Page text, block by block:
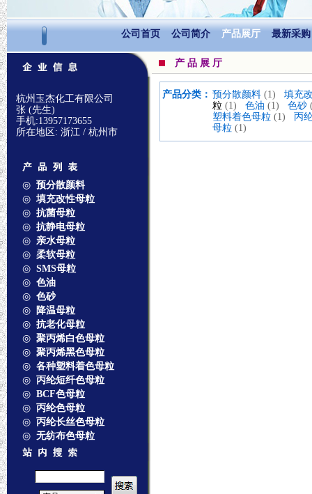
公司首页 公司简介 产品展厅 最新采购
杭州玉杰化工有限公司
张 (先生)
手机:13957173655
所在地区: 浙江 / 杭州市
◎ 预分散颜料
◎ 填充改性母粒
◎ 抗菌母粒
◎ 抗静电母粒
◎ 亲水母粒
◎ 柔软母粒
◎ SMS母粒
◎ 色油
◎ 色砂
◎
降温母粒
◎ 抗老化母粒
◎ 聚丙烯白色母粒
◎ 聚丙烯黑色母粒
◎ 各种塑料着色母粒
◎ 丙纶短纤色母粒
◎ BCF色母粒
◎ 丙纶色母粒
◎ 丙纶长丝色母粒
◎ 无纺布色母粒
产 品 展 厅
产品分类： 预分散颜料 (1)
填充
粒 (1) 色油 (1) 色砂
塑料着色母粒 (1)
丙
母粒 (1)